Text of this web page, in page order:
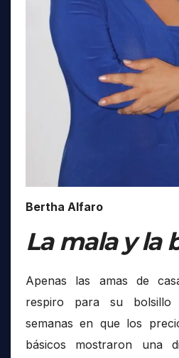
Bertha Alfaro
La mala y la
Apenas las amas de
respiro para su bolsillo
semanas en que los
básicos mostraron una